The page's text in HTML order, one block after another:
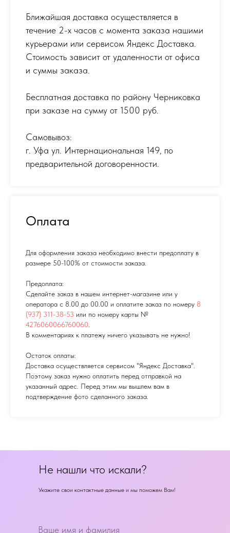
Ближайшая доставка осуществляется в
течение 2-х часов с момента заказа нашими
курьерами или сервисом Яндекс Доставка.
Стоимость зависит от удаленности от офиса
и суммы заказа.
Бесплатная доставка по району Черниковка
при заказе на сумму от 1500 руб.
Самовывоз:
г. Уфа ул. Интернациональная 149, по
предварительной договоренности.
Оплата
Для оформления заказа необходимо внести предоплату в
размере 50-100% от стоимости заказа.
Предоплата:
Сделайте заказ в нашем интернет-магазине или у
оператора с 8.00 до 00.00 и оплатите заказ по номеру 8
(937) 311-38-53 или по номеру карты №
4276060066760060
В комментариях к платежу ничего указывать не нужно!
Остаток оплаты:
Доставка осуществляется сервисом "Яндекс Доставка".
Поэтому заказ нужно оплатить перед отправкой на
указанный адрес. Перед этим мы вышлем вам в
подтверждение фото сделанного заказа.
Не нашли что искали?
Укажите свои контактные данные и мы поможем Вам!